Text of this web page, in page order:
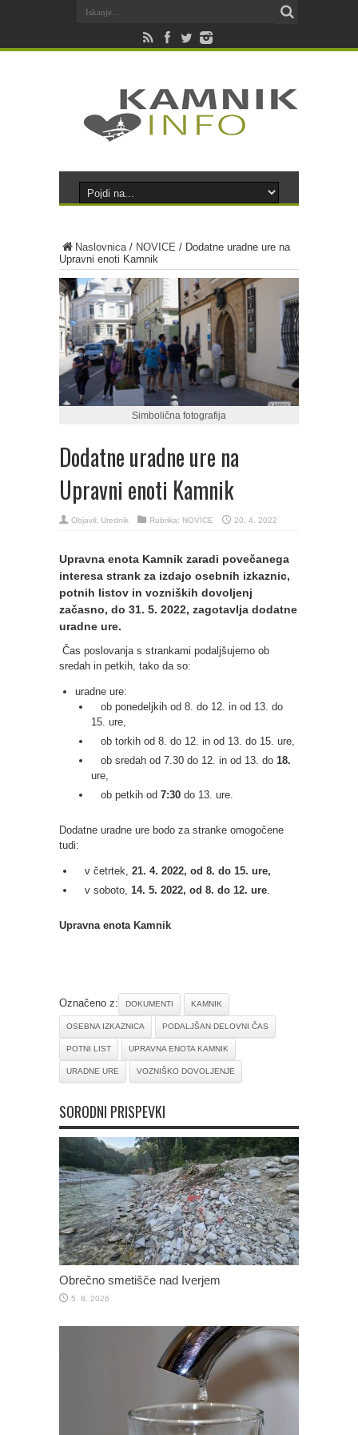
Naslovnica/ NOVICE / Dodatne uradne ure na
Upravni enoti Kamnik
Simbolična fotografija
Dodatne uradne ure na
Upravni enoti Kamnik
Objavil: Urednik Rubrika: NOVICE 20. 4. 2022
Upravna enota Kamnik zaradi povečanega
interesa strank za izdajo osebnih izkaznic,
potnih listov in vozniških dovoljenj
začasno, do 31. 5. 2022, zagotavlja dodatne
uradne ure.
Čas poslovanja s strankami podaljšujemo ob
sredah in petkih, tako da so:
uradne ure:
ob ponedeljkih od 8. do 12. in od 13. do
15. ure,
ob torkih od 8. do 12. in od 13. do 15. ure,
ob sredah od 7.30 do 12. in od 13. do 18.
ure,
ob petkih od 7:30 do 13. ure.
Dodatne uradne ure bodo za stranke omogočene
tudi:
v četrtek, 21. 4. 2022, od 8. do 15. ure,
v soboto, 14. 5. 2022, od 8. do 12. ure
Upravna enota Kamnik
Označeno z: DOKUMENTI KAMNIK
OSEBNA IZKAZNICA PODALJŠAN DELOVNI ČAS
POTNI LIST UPRAVNA ENOTA KAMNIK
URADNE URE VOZNIŠKO DOVOLJENJE
SORODNI PRISPEVKI
Obrečno smetišče nad Iverjem
5. 8. 2026